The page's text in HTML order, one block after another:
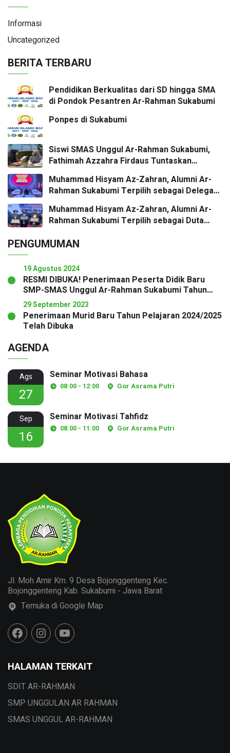
Informasi
Uncategorized
BERITA TERBARU
Pendidikan Berkualitas dari SD hingga SMA
di Pondok Pesantren Ar-Rahman Sukabumi
Ponpes di Sukabumi
Siswi SMAS Unggul Ar-Rahman Sukabumi,
Fathimah Azzahra Firdaus Tuntaskan
Muhammad Hisyam Az-Zahran, Alumni Ar-
Rahman Sukabumi Terpilih sebagai Delegasi
Muhammad Hisyam Az-Zahran, Alumni Ar-
Rahman Sukabumi Terpilih sebagai Duta
PENGUMUMAN
19 Agustus 2024
RESMI DIBUKA! Penerimaan Peserta Didik Baru
SMP-SMAS Unggul Ar-Rahman Sukabumi Tahun
Pelajaran 2025/2026
29 September 2023
Penerimaan Murid Baru Tahun Pelajaran 2024/2025
Telah Dibuka
AGENDA
Ags
27
Seminar Motivasi Bahasa
08:00 - 12:00 Gor Asrama Putri
Sep
16
Seminar Motivasi Tahfidz
08:00 - 11:00 Gor Asrama Putri
Jl. Moh Amir Km. 9 Desa Bojonggenteng Kec.
Bojonggenteng Kab. Sukabumi - Jawa Barat
Temuka di Google Map
HALAMAN TERKAIT
SDIT AR-RAHMAN
SMP UNGGULAN AR RAHMAN
SMAS UNGGUL AR-RAHMAN